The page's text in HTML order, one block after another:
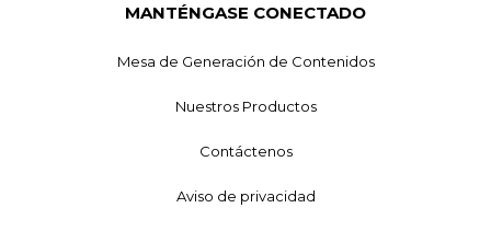
MANTÉNGASE CONECTADO
Mesa de Generación de Contenidos
Nuestros Productos
Contáctenos
Aviso de privacidad